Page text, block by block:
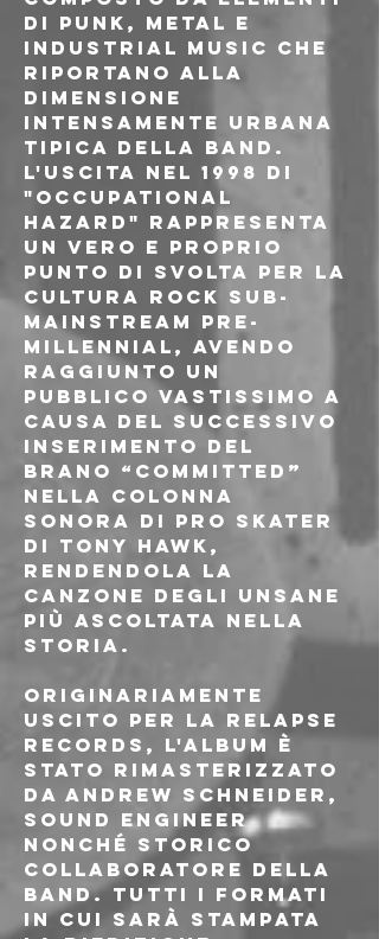
di punk, metal e
industrial music che
riportano alla
dimensione
intensamente urbana
tipica della band.
L'uscita nel 1998 di
"Occupational
Hazard" rappresenta
un vero e proprio
punto di svolta per la
cultura rock sub-
mainstream pre-
millennial, avendo
raggiunto un
pubblico vastissimo a
causa del successivo
inserimento del
brano “Committed”
nella colonna
sonora di Pro Skater
di Tony Hawk,
rendendola la
canzone degli Unsane
più ascoltata nella
storia.
Originariamente
uscito per la Relapse
Records, l'album è
stato rimasterizzato
da Andrew Schneider,
sound engineer
nonché storico
collaboratore della
band. Tutti i formati
in cui sarà stampata